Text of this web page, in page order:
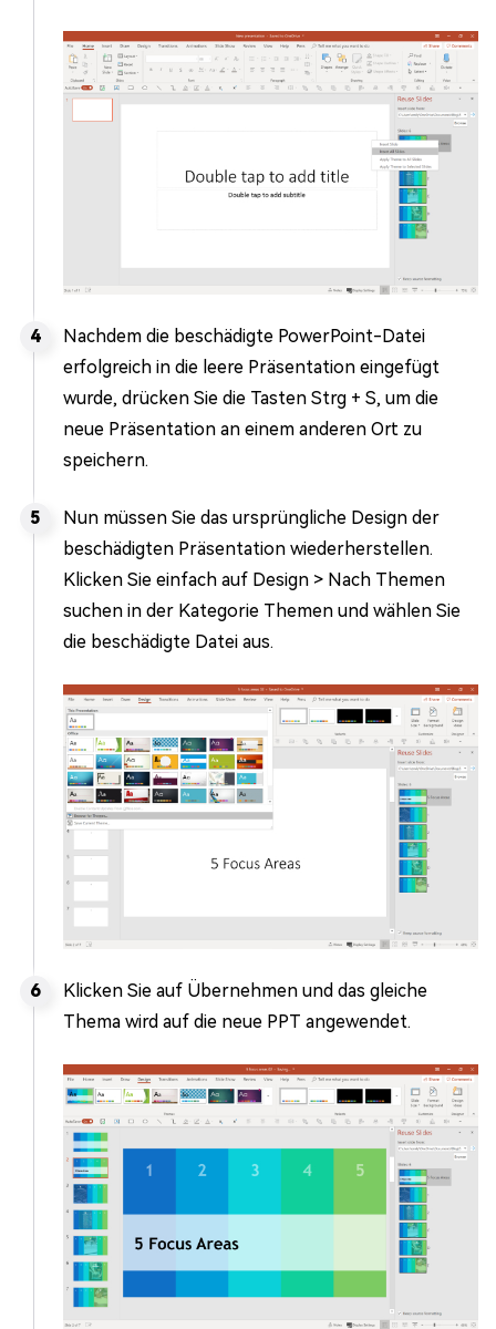
Nachdem die beschädigte PowerPoint-Datei
erfolgreich in die leere Präsentation eingefügt
wurde, drücken Sie die Tasten Strg + S, um die
neue Präsentation an einem anderen Ort zu
speichern.
Nun müssen Sie das ursprüngliche Design der
beschädigten Präsentation wiederherstellen.
Klicken Sie einfach auf Design > Nach Themen
suchen in der Kategorie Themen und wählen Sie
die beschädigte Datei aus.
Klicken Sie auf Übernehmen und das gleiche
Thema wird auf die neue PPT angewendet.